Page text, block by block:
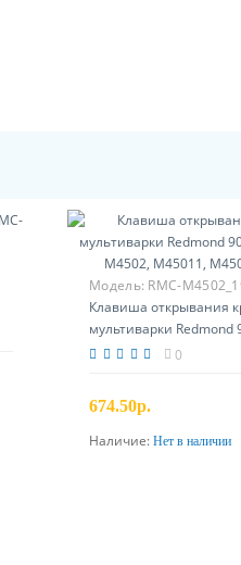
Модель: RMC-
Клавиша открывания
мультиварки Redmond
M70, M4502, M45011,
0
674.50р.
Предзаказ
Наличие: Нет в наличии